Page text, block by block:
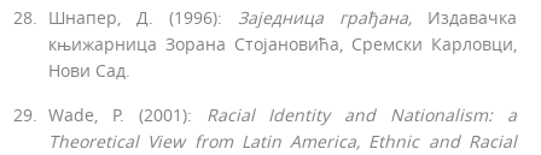
Шнапер, Д. (1996): Заједница грађана, Издавачка
књижарница Зорана Стојановића, Сремски Карловци,
Нови Сад.
Wade, P. (2001): Racial Identity and Nationalism: a
Theoretical View from Latin America, Ethnic and Racial